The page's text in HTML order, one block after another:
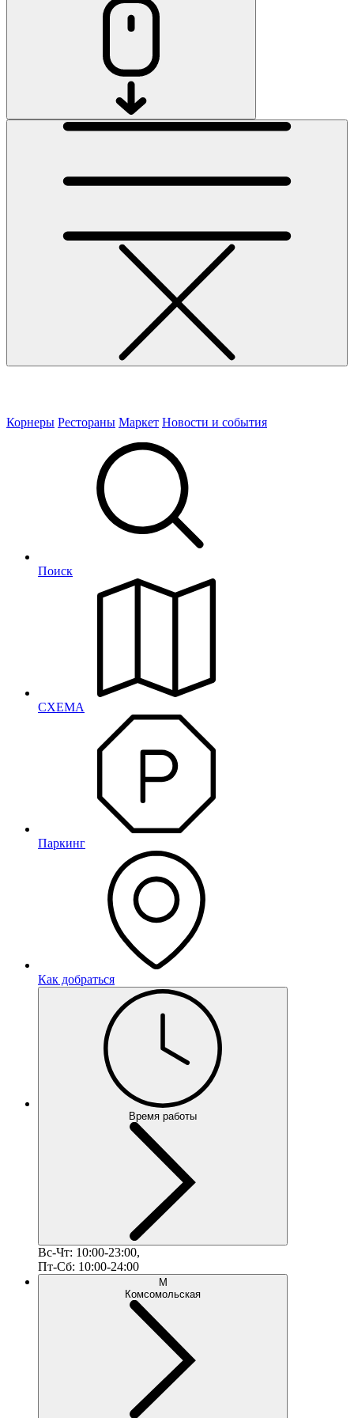
Корнеры Рестораны Маркет Новости и события
Поиск
СХЕМА
Паркинг
Как добраться
Время работы
Вс-Чт: 10:00-23:00,
Пт-Сб: 10:00-24:00
М
Комсомольская